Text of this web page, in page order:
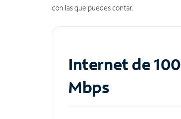
con las que puedes contar.
Internet de 100
Mbps